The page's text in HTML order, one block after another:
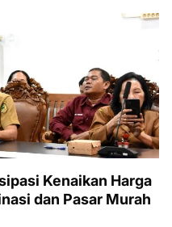
Kenaikan Harga
dan Pasar Murah